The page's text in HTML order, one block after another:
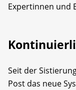
Expertinnen und
Seit der
Post das neue